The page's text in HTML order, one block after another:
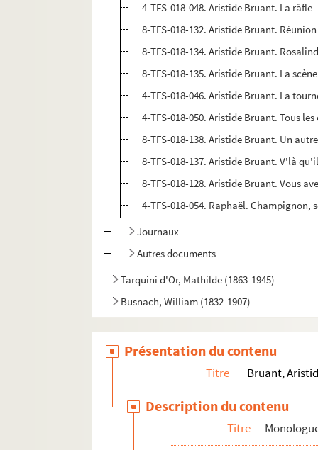
4-TFS-018-048. Aristide Bruant. La râfle
8-TFS-018-132. Aristide Bruant.
8-TFS-018-134. Aristide Bruant.
8-TFS-018-135. Aristide Bruant. La
4-TFS-018-046. Aristide Bruant. La
4-TFS-018-050. Aristide Bruant. Tous
8-TFS-018-138. Aristide Bruant. Un
8-TFS-018-137. Aristide Bruant. V'là
8-TFS-018-128. Aristide Bruant. Vous
4-TFS-018-054. Raphaël. Champignon,
Journaux
Autres documents
Tarquini d'Or, Mathilde (1863-1945)
Busnach, William (1832-1907)
Présentation du contenu
Titre Bruant,
Description du contenu
Titre